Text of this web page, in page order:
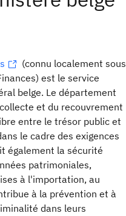
(connu localement sous
est le service
belge. Le département
et du recouvrement
entre le trésor public et
le cadre des exigences
également la sécurité
patrimoniales,
à l'importation, au
à la prévention et à
dans leurs